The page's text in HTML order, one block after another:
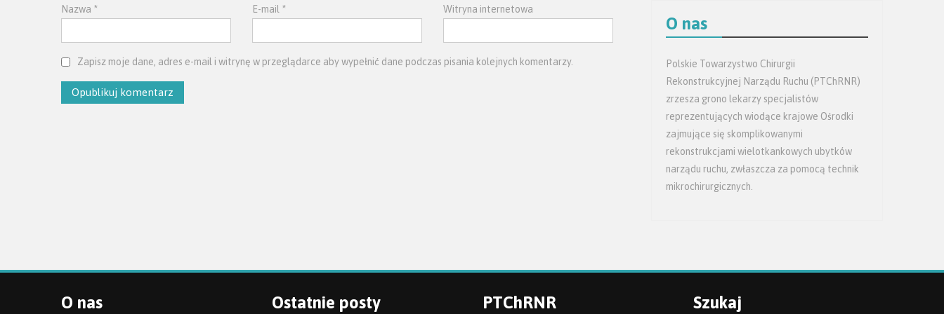
Nazwa * E-mail * Witryna internetowa
Zapisz moje dane, adres e-mail i witrynę w przeglądarce aby wypełnić dane podczas pisania kolejnych komentarzy.
O nas
Polskie Towarzystwo Chirurgii
Rekonstrukcyjnej Narządu Ruchu (PTChRNR)
zrzesza grono lekarzy specjalistów
reprezentujących wiodące krajowe Ośrodki
zajmujące się skomplikowanymi
rekonstrukcjami wielotkankowych ubytków
narządu ruchu, zwłaszcza za pomocą technik
mikrochirurgicznych.
O nas Ostatnie posty PTChRNR Szukaj